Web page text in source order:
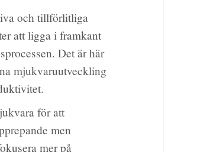
och tillförlitliga
att ligga i framkant
Det är här
mjukvaruutveckling
för att
men
mer på